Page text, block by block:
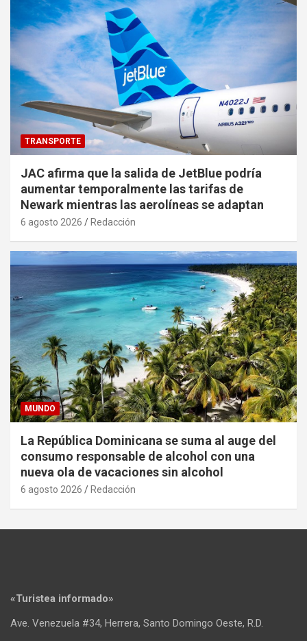
TRANSPORTE
JAC afirma que la salida de JetBlue podría
aumentar temporalmente las tarifas de
Newark mientras las aerolíneas se adaptan
6 agosto 2026 Redacción
MUNDO
La República Dominicana se suma al auge del
consumo responsable de alcohol con una
nueva ola de vacaciones sin alcohol
6 agosto 2026 Redacción
«Turistea informado»
Ave. Venezuela #34, Herrera, Santo Domingo Oeste, R.D.